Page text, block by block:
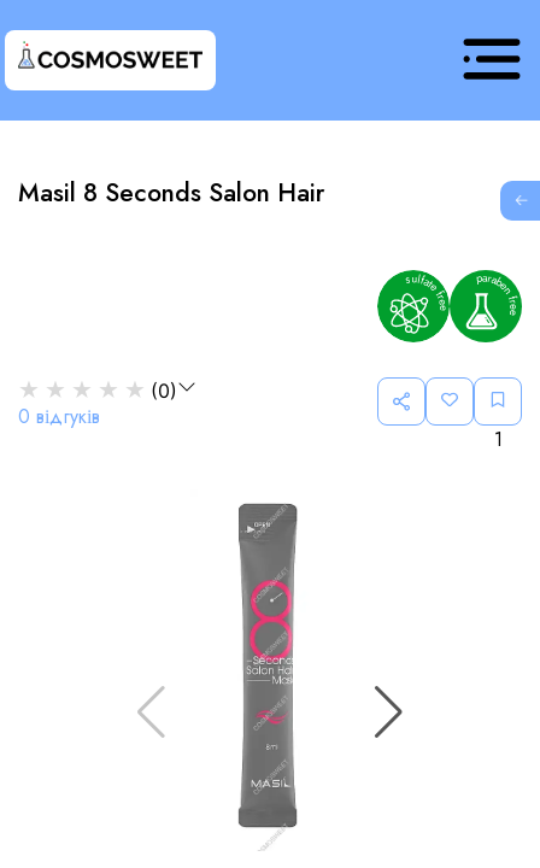
Masil 8 Seconds Salon Hair
★ ★ ★ ★ ★ (0)
0 відгуків
1